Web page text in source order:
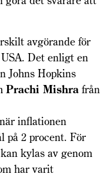
avgörande för
Det enligt en
Johns Hopkins
Prachi Mishra från
inflationen
på 2 procent. För
kylas av genom
har varit